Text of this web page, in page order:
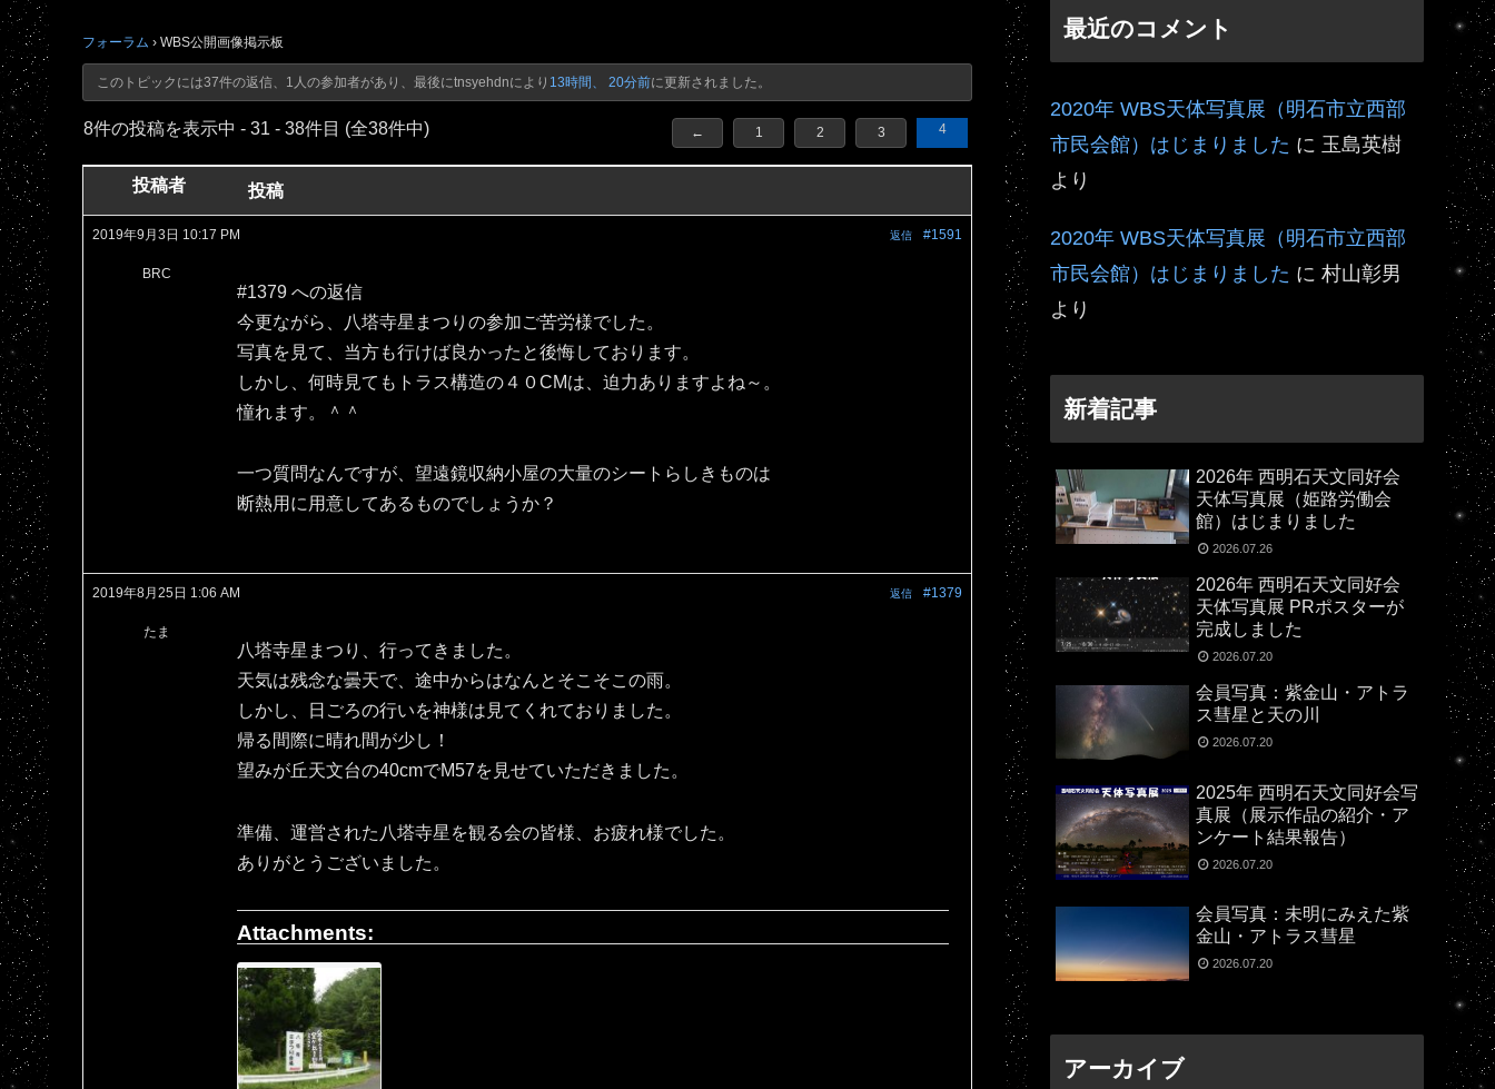
フォーラム › WBS公開画像掲示板
このトピックには37件の返信、1人の参加者があり、最後にtnsyehdnにより 13時間、 20分前に更新されました。
8件の投稿を表示中 - 31 - 38件目 (全38件中) ← 1 2 3 4
投稿者 投稿
2019年9月3日 10:17 PM #1591
返信
BRC
#1379 への返信
今更ながら、八塔寺星まつりの参加ご苦労様でした。
写真を見て、当方も行けば良かったと後悔しております。
しかし、何時見てもトラス構造の４０CMは、迫力ありますよね～。
憧れます。＾＾
一つ質問なんですが、望遠鏡収納小屋の大量のシートらしきものは
断熱用に用意してあるものでしょうか？
2019年8月25日 1:06 AM #1379
返信
たま
八塔寺星まつり、行ってきました。
天気は残念な曇天で、途中からはなんとそこそこの雨。
しかし、日ごろの行いを神様は見てくれておりました。
帰る間際に晴れ間が少し！
望みが丘天文台の40cmでM57を見せていただきました。
準備、運営された八塔寺星を観る会の皆様、お疲れ様でした。
ありがとうございました。
Attachments:
最近のコメント
2020年 WBS天体写真展（明石市立西部
市民会館）はじまりました に 玉島英樹
より
2020年 WBS天体写真展（明石市立西部
市民会館）はじまりました に 村山彰男
より
新着記事
2026年 西明石天文同好会
天体写真展（姫路労働会
館）はじまりました
2026.07.26
2026年 西明石天文同好会
天体写真展 PRポスターが
完成しました
2026.07.20
会員写真：紫金山・アトラ
ス彗星と天の川
2026.07.20
2025年 西明石天文同好会写
真展（展示作品の紹介・ア
ンケート結果報告）
2026.07.20
会員写真：未明にみえた紫
金山・アトラス彗星
2026.07.20
アーカイブ